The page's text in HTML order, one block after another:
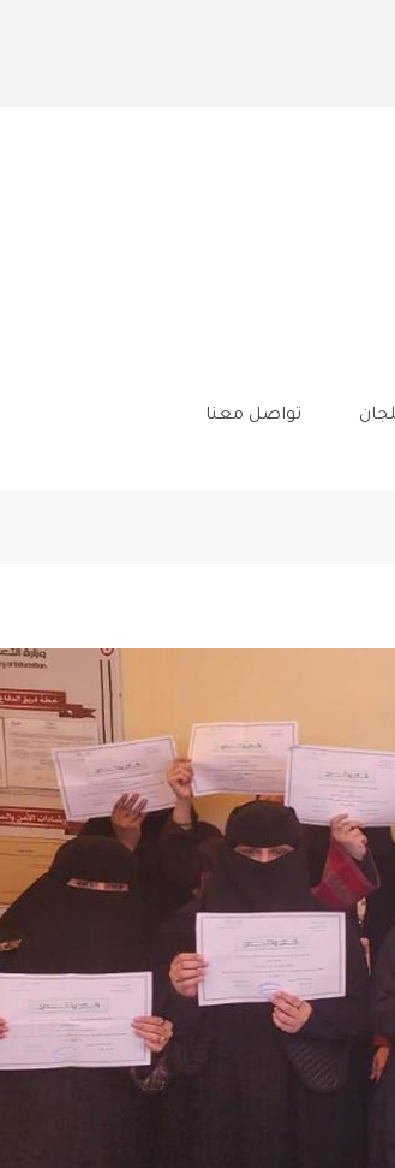
تواصل معنا